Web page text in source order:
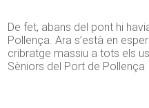
De fet, abans del pont hi
Pollença. Ara s’està en
cribratge massiu a tots els
Sèniors del Port de Pollença